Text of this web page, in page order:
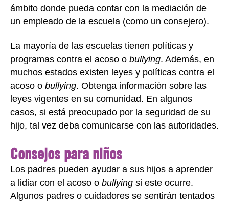
ámbito donde pueda contar con la mediación de
un empleado de la escuela (como un consejero).
La mayoría de las escuelas tienen políticas y
programas contra el acoso o bullying. Además, en
muchos estados existen leyes y políticas contra el
acoso o bullying. Obtenga información sobre las
leyes vigentes en su comunidad. En algunos
casos, si está preocupado por la seguridad de su
hijo, tal vez deba comunicarse con las autoridades.
Consejos para niños
Los padres pueden ayudar a sus hijos a aprender
a lidiar con el acoso o bullying si este ocurre.
Algunos padres o cuidadores se sentirán tentados